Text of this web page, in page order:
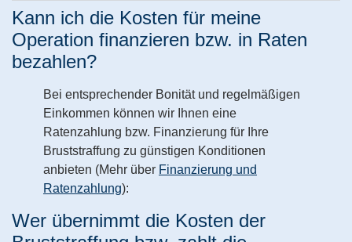
Kann ich die Kosten für meine
Operation finanzieren bzw. in Raten
bezahlen?
Bei entsprechender Bonität und regelmäßigen
Einkommen können wir Ihnen eine
Ratenzahlung bzw. Finanzierung für Ihre
Bruststraffung zu günstigen Konditionen
anbieten (Mehr über Finanzierung und
Ratenzahlung):
Wer übernimmt die Kosten der